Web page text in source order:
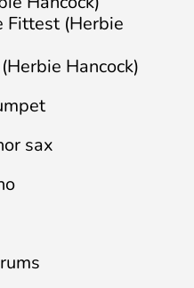
(Herbie
Hancock)
sax